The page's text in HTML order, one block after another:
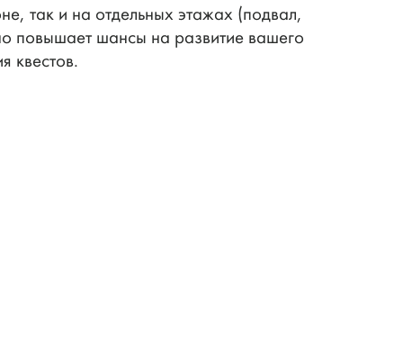
так и на отдельных этажах (подвал,
повышает шансы на развитие вашего
квестов.